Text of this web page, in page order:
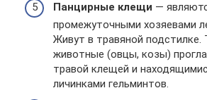
Панцирные клещи —
промежуточными хозяевами
Живут в травяной подстилке.
животные (овцы, козы)
травой клещей и
личинками гельминтов.